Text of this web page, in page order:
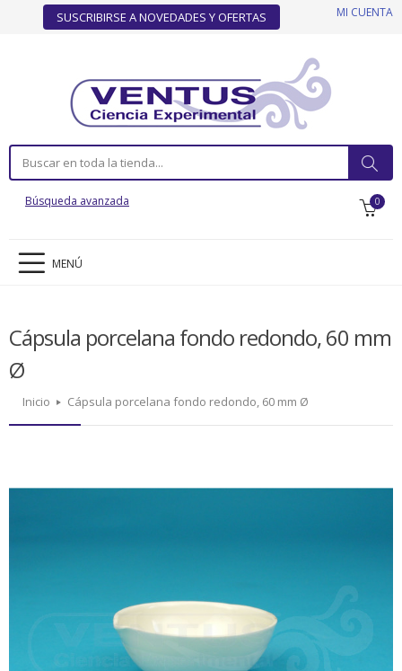
SUSCRIBIRSE A NOVEDADES Y OFERTAS MI CUENTA
Búsqueda avanzada 0
MENÚ
Cápsula porcelana fondo redondo, 60 mm
Ø
Inicio Cápsula porcelana fondo redondo, 60 mm Ø